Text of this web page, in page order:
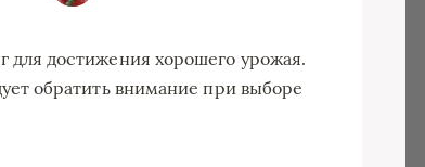
достижения хорошего урожая.
обратить внимание при выборе